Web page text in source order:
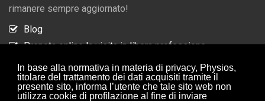
In base alla normativa in materia di privacy, Physios,
titolare del trattamento dei dati acquisiti tramite il
presente sito, informa l’utente che tale sito web non
utilizza cookie di profilazione al fine di inviare
rimanere sempre aggiornato!
Blog
Prenota online la visita in libera professione
Iscrizione newsletter
Collaborazioni